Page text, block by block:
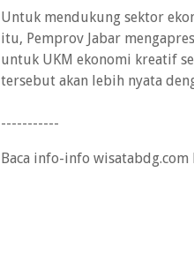
Untuk mendukung sektor
itu, Pemprov Jabar
untuk UKM ekonomi kreatif
tersebut akan lebih nyata
-----------
Baca info-info wisatabdg.com